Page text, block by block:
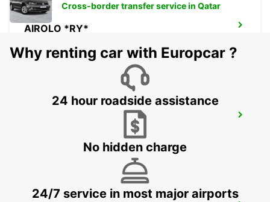
AIROLO *RY*
MILAN MALPENSA APT T2 - IKC *RY*
SOMMA LOMBARDO - ITALY
Cross-border transfer service in Qatar
Why renting car with Europcar ?
24 hour roadside assistance
No hidden charge
24/7 service in most major airports